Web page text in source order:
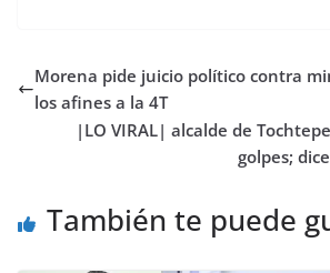
Morena pide juicio político contra
los afines a la 4T
|LO VIRAL| alcalde de
golpes;
También te puede